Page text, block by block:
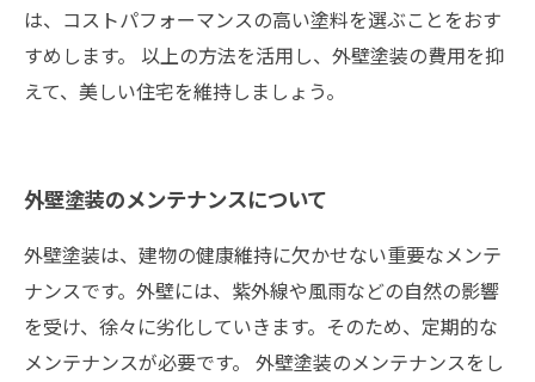
は、コストパフォーマンスの高い塗料を選ぶことをおす
すめします。 以上の方法を活用し、外壁塗装の費用を抑
えて、美しい住宅を維持しましょう。
外壁塗装のメンテナンスについて
外壁塗装は、建物の健康維持に欠かせない重要なメンテ
ナンスです。外壁には、紫外線や風雨などの自然の影響
を受け、徐々に劣化していきます。そのため、定期的な
メンテナンスが必要です。 外壁塗装のメンテナンスをし